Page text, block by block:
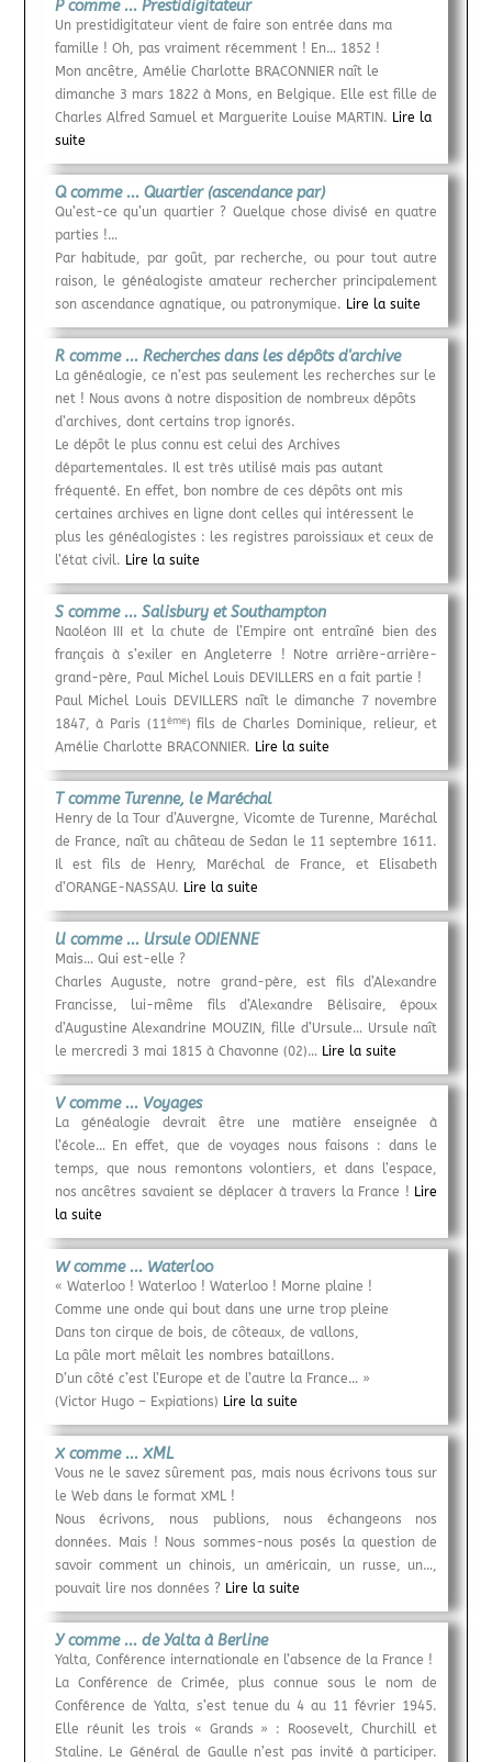
P comme ... Prestidigitateur
Un prestidigitateur vient de faire son entrée dans ma
famille ! Oh, pas vraiment récemment ! En… 1852 !
Mon ancêtre, Amélie Charlotte BRACONNIER naît le
dimanche 3 mars 1822 à Mons, en Belgique. Elle est fille de
Charles Alfred Samuel et Marguerite Louise MARTIN. Lire la
suite
Q comme ... Quartier (ascendance par)
Qu’est-ce qu’un quartier ? Quelque chose divisé en quatre
parties !…
Par habitude, par goût, par recherche, ou pour tout autre
raison, le généalogiste amateur rechercher principalement
son ascendance agnatique, ou patronymique. Lire la suite
R comme ... Recherches dans les dépôts d'archive
La généalogie, ce n’est pas seulement les recherches sur le
net ! Nous avons à notre disposition de nombreux dépôts
d’archives, dont certains trop ignorés.
Le dépôt le plus connu est celui des Archives
départementales. Il est très utilisé mais pas autant
fréquenté. En effet, bon nombre de ces dépôts ont mis
certaines archives en ligne dont celles qui intéressent le
plus les généalogistes : les registres paroissiaux et ceux de
l’état civil. Lire la suite
S comme ... Salisbury et Southampton
Naoléon III et la chute de l’Empire ont entraîné bien des
français à s’exiler en Angleterre ! Notre arrière-arrière-
grand-père, Paul Michel Louis DEVILLERS en a fait partie !
Paul Michel Louis DEVILLERS naît le dimanche 7 novembre
1847, à Paris (11ème) fils de Charles Dominique, relieur, et
Amélie Charlotte BRACONNIER. Lire la suite
T comme Turenne, le Maréchal
Henry de la Tour d’Auvergne, Vicomte de Turenne, Maréchal
de France, naît au château de Sedan le 11 septembre 1611.
Il est fils de Henry, Maréchal de France, et Elisabeth
d’ORANGE-NASSAU. Lire la suite
U comme ... Ursule ODIENNE
Mais… Qui est-elle ?
Charles Auguste, notre grand-père, est fils d’Alexandre
Francisse, lui-même fils d’Alexandre Bélisaire, époux
d’Augustine Alexandrine MOUZIN, fille d’Ursule… Ursule naît
le mercredi 3 mai 1815 à Chavonne (02)… Lire la suite
V comme ... Voyages
La généalogie devrait être une matière enseignée à
l’école… En effet, que de voyages nous faisons : dans le
temps, que nous remontons volontiers, et dans l’espace,
nos ancêtres savaient se déplacer à travers la France ! Lire
la suite
W comme ... Waterloo
« Waterloo ! Waterloo ! Waterloo ! Morne plaine !
Comme une onde qui bout dans une urne trop pleine
Dans ton cirque de bois, de côteaux, de vallons,
La pâle mort mêlait les nombres bataillons.
D’un côté c’est l’Europe et de l’autre la France… »
(Victor Hugo – Expiations) Lire la suite
X comme ... XML
Vous ne le savez sûrement pas, mais nous écrivons tous sur
le Web dans le format XML !
Nous écrivons, nous publions, nous échangeons nos
données. Mais ! Nous sommes-nous posés la question de
savoir comment un chinois, un américain, un russe, un…,
pouvait lire nos données ? Lire la suite
Y comme ... de Yalta à Berline
Yalta, Conférence internationale en l’absence de la France !
La Conférence de Crimée, plus connue sous le nom de
Conférence de Yalta, s’est tenue du 4 au 11 février 1945.
Elle réunit les trois « Grands » : Roosevelt, Churchill et
Staline. Le Général de Gaulle n’est pas invité à participer.